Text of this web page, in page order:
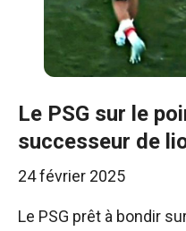
Le PSG sur le
successeur de
24 février 2025
Le PSG prêt à bondir